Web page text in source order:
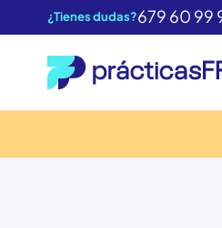
¿Tienes dudas?679 60 99